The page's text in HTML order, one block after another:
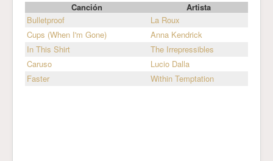
Canción
Artista
Bulletproof
La Roux
Cups (When I'm Gone)
Anna Kendrick
In This Shirt
The Irrepressibles
Caruso
Lucio Dalla
Faster
Within Temptation